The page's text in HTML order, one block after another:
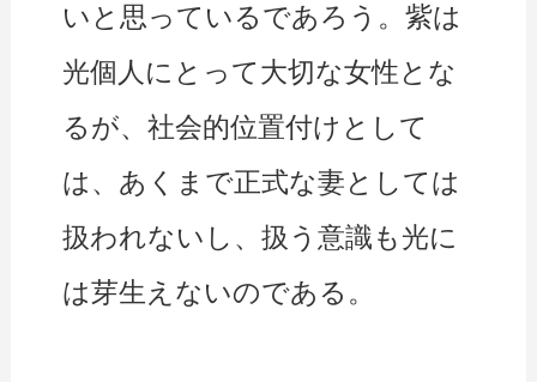
いと思っているであろう。紫は
光個人にとって大切な女性とな
るが、社会的位置付けとして
は、あくまで正式な妻としては
扱われないし、扱う意識も光に
は芽生えないのである。